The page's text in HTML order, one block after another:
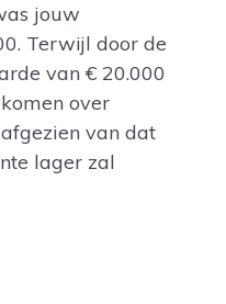
jouw
Terwijl door de
van € 20.000
over
van dat
lager zal